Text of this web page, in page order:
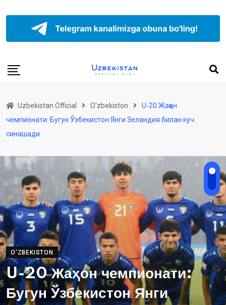
Uzbekistan Official O'zbekiston
U-20 Жаҳон
чемпионати: Бугун Ўзбекистон Янги Зеландия билан куч
синашади
O'ZBEKISTON
U-20 Жаҳон чемпионати:
Бугун Ўзбекистон Янги